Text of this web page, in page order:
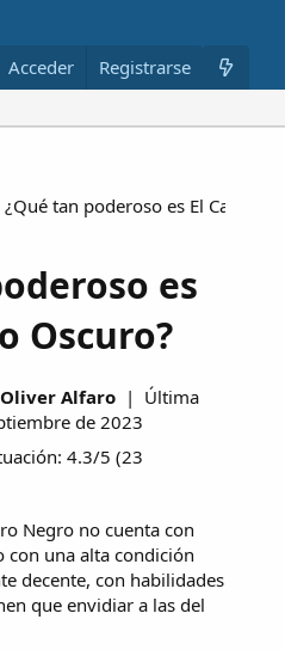
Nuevo Miembros
Acceder Registrarse
¿Qué tan poderoso es El
es
Oscuro?
Alfaro | Última
de 2023
4.3/5 (23
Negro no cuenta con
con una alta condición
decente, con habilidades
que envidiar a las del